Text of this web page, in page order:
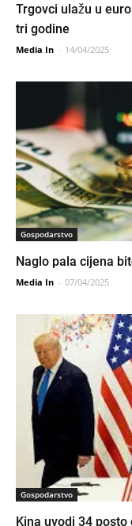
Trgovci ulažu u
tri godine
Media In - 14/04/2025
Gospodarstvo
Naglo pala cijena
Media In - 07/04/2025
Gospodarstvo
Kina uvodi 34